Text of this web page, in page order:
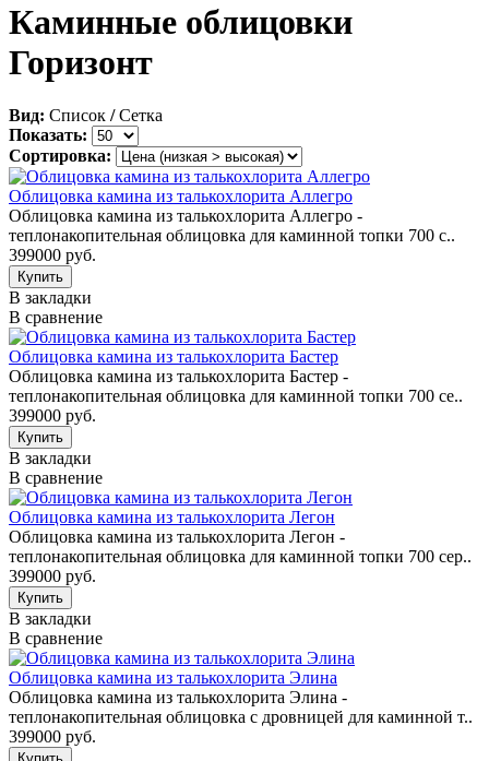
Каминные облицовки
Горизонт
Вид: Список / Сетка
Показать:
Сортировка:
Облицовка камина из талькохлорита Аллегро
Облицовка камина из талькохлорита Аллегро -
теплонакопительная облицовка для каминной топки 700 с..
399000 руб.
В закладки
В сравнение
Облицовка камина из талькохлорита Бастер
Облицовка камина из талькохлорита Бастер -
теплонакопительная облицовка для каминной топки 700 се..
399000 руб.
В закладки
В сравнение
Облицовка камина из талькохлорита Легон
Облицовка камина из талькохлорита Легон -
теплонакопительная облицовка для каминной топки 700 сер..
399000 руб.
В закладки
В сравнение
Облицовка камина из талькохлорита Элина
Облицовка камина из талькохлорита Элина -
теплонакопительная облицовка с дровницей для каминной т..
399000 руб.